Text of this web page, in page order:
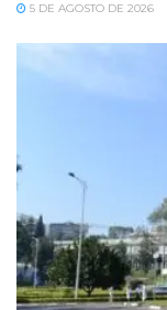
5 DE AGOSTO DE 2026